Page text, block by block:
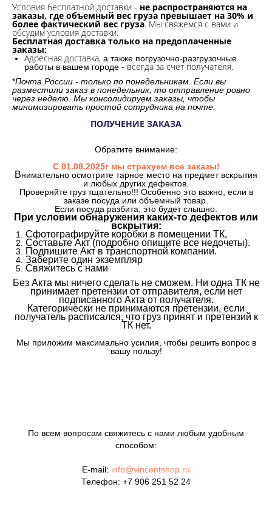
Условия бесплатной доставки - не распространяются на
заказы, где объемный вес груза превышает на 30% и
более фактический вес груза. Мы свяжемся с вами и
обсудим условия доставки.
Бесплатная доставка только на предоплаченные
заказы;
Адресная доставка, а также погрузочно-разгрузочные
работы в вашем городе - всегда за счет получателя.
*Почта России - только по понедельникам. Если вы
разместили заказ в понедельник, то отправление ровно
через неделю. Мы консолидируем заказы, чтобы
минимизировать простой сотрудника на почте.
ПОЛУЧЕНИЕ ЗАКАЗА
Обратите внимание:
С 01.08.2025г мы страхуем все заказы!
Внимательно осмотрите тарное место на предмет вскрытия
и любых других дефектов.
Проверяйте груз тщательно!!! Особенно это важно, если в
заказе посуда или объемный товар.
Если посуда разбита, это будет слышно.
При условии обнаружения каких-то дефектов или
вскрытия:
Сфотографируйте коробки в помещении ТК,
Составьте Акт (подробно опишите все недочеты).
Подпишите Акт в транспортной компании.
Заберите один экземпляр
Свяжитесь с нами
Без Акта мы ничего сделать не сможем. Ни одна ТК не
принимает претензии от отправителя, если нет
подписанного Акта от получателя.
Категорически не принимаются претензии, если
получатель расписался, что груз принят и претензий к
ТК нет.
Мы приложим максимально усилия, чтобы решить вопрос в
вашу пользу!
По всем вопросам свяжитесь с нами любым удобным
способом:
E-mail: info@vincentshop.ru
Телефон: +7 906 251 52 24